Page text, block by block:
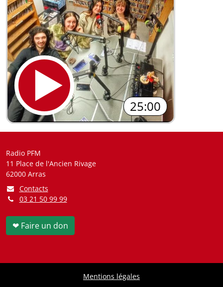
25:00
Radio PFM
11 Place de l'Ancien Rivage
62000 Arras
Contacts
03 21 50 99 99
❤ Faire un don
Mentions légales